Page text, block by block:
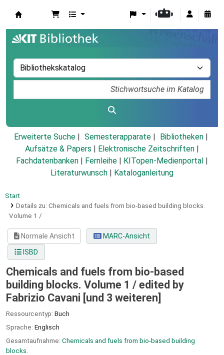
Erweiterte Suche Semesterapparate
Bibliotheken
Aufsätze & Papers
Elektronische Zeitschriften
Fachdatenbanken
Fernleihe KITopen-Medienportal
Literaturwunsch
Kataloganleitung
Start
Details zu: Chemicals and fuels from bio-based building blocks.
Volume 1 /
Normale Ansicht
MARC-Ansicht
ISBD
Chemicals and fuels from bio-based
building blocks. Volume 1 / edited by
Fabrizio Cavani [und 3 weiteren]
Ressourcentyp: Buch
Sprache: Englisch
Gesamtaufnahme: Chemicals and fuels from bio-based building
blocks.